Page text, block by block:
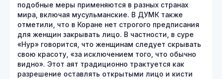
подобные меры применяются в разных странах
мира, включая мусульманские. В ДУМК также
отметили, что в Коране нет строгого предписания
для женщин закрывать лицо. В частности, в суре
«Нур» говорится, что женщинам следует скрывать
свою красоту, «за исключением того, что обычно
видно». Этот аят традиционно трактуется как
разрешение оставлять открытыми лицо и кисти